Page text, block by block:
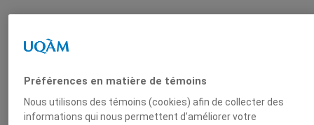
Sur le même sujet
Préférences en matière de témoins
Nous utilisons des témoins (cookies) afin de collecter des
informations qui nous permettent d’améliorer votre